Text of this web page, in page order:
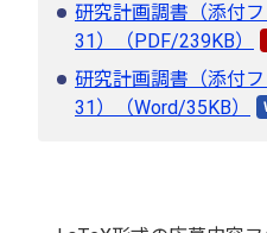
研究計画調書（添付
31）（PDF/239KB）
研究計画調書（添付
31）（Word/35KB）